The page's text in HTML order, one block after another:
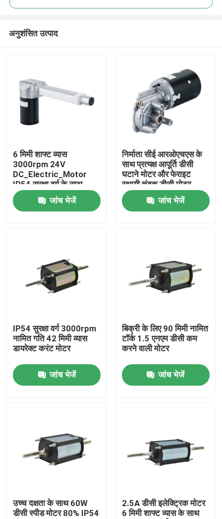
हमारे बारे में
गुणवत्ता नियंत्रण
समाचार
डीसी ब्रश मोटर
अनुशंसित उत्पाद
6 मिमी शाफ्ट व्यास
3000rpm 24V
DC_Electric_Motor
IP54 सुरक्षा वर्ग के साथ
जांच भेजें
निर्माता सीई आरओएचएस के
साथ प्रत्यक्ष आपूर्ति डीसी
घटाने मोटर और फेराइट
स्थायी चुंबक डीसी मोटर
जांच भेजें
IP54 सुरक्षा वर्ग 3000rpm
नामित गति 42 मिमी व्यास
डायरेक्ट करंट मोटर
जांच भेजें
बिक्री के लिए 90 मिमी नामित
टॉर्क 1.5 एनएम डीसी कम
करने वाली मोटर
जांच भेजें
उच्च दक्षता के साथ 60W
डीसी स्पीड मोटर 80% IP54
2.5A डीसी इलेक्ट्रिक मोटर
6 मिमी शाफ्ट व्यास के साथ